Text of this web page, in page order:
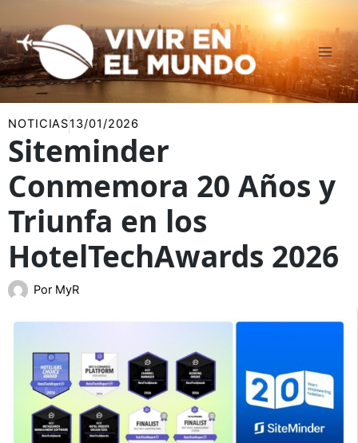
al
contenido
NOTICIAS13/01/2026
Siteminder
Conmemora 20 Años y
Triunfa en los
HotelTechAwards 2026
Por MyR